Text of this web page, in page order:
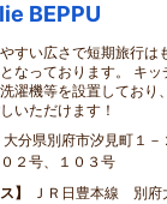
BEPPU
すい広さで短期旅行は
なっております。 キ
濯機等を設置しており
いただけます！
大分県別府市汐見町１
２号、１０３号
ＪＲ日豊本線 別府